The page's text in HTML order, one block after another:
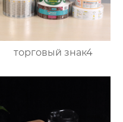
торговый знак4